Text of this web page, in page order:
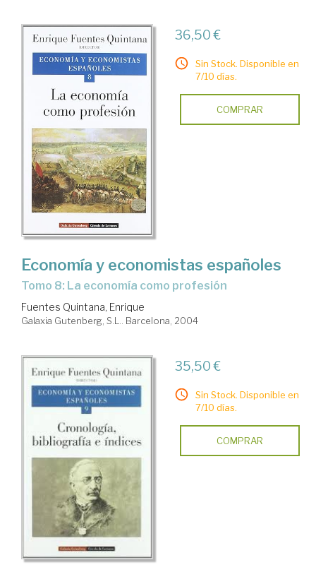
36,50 €
Sin Stock. Disponible en
7/10 días.
COMPRAR
Economía y economistas españoles
Tomo 8: La economía como profesión
Fuentes Quintana, Enrique
Galaxia Gutenberg, S.L.. Barcelona, 2004
35,50 €
Sin Stock. Disponible en
7/10 días.
COMPRAR